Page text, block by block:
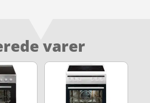
varer